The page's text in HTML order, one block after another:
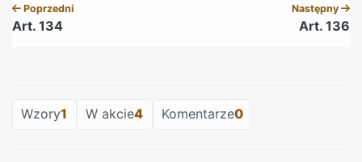
Poprzedni
Art. 134
Następny
Art. 136
Wzory1 W akcie4 Komentarze0